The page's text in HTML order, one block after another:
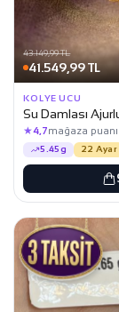
43.149,99 TL
41.549,99 TL
KOLYE UCU
Su Damlası
★4,7mağaza puanı
5.45g 22 Ayar